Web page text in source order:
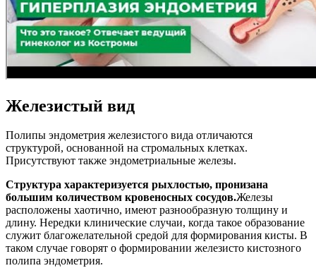
Железистый вид
Полипы эндометрия железистого вида отличаются
структурой, основанной на стромальных клетках.
Присутствуют также эндометриальные железы.
Структура характеризуется рыхлостью, пронизана
большим количеством кровеносных сосудов.Железы
расположены хаотично, имеют разнообразную толщину и
длину. Нередки клинические случаи, когда такое образование
служит благожелательной средой для формирования кисты. В
таком случае говорят о формировании железисто кистозного
полипа эндометрия.